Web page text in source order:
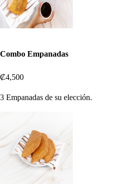
Combo Empanadas
₡4,500
3 Empanadas de su elección.